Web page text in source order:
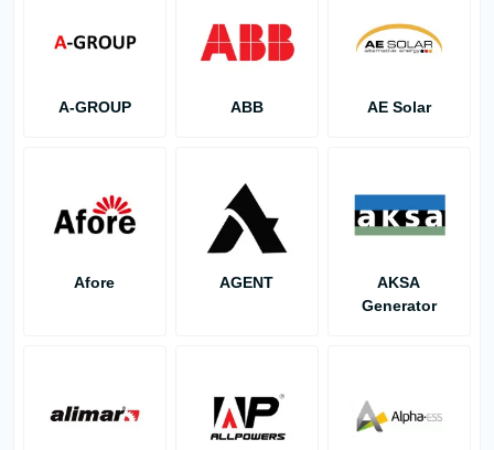
A-GROUP ABB AE Solar
Afore AGENT
AKSA
Generator